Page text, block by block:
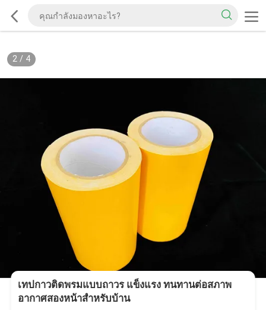
2/ 4
เทปกาวติดพรมแบบถาวร แข็งแรง ทนทานต่อสภาพ
อากาศสองหน้าสำหรับบ้าน